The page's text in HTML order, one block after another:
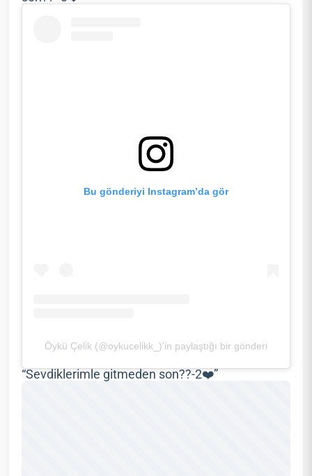
Bu gönderiyi Instagram’da gör
Öykü Çelik (@oykucelikk_)’in paylaştığı bir gönderi
“Sevdiklerimle gitmeden son??-2❤️”